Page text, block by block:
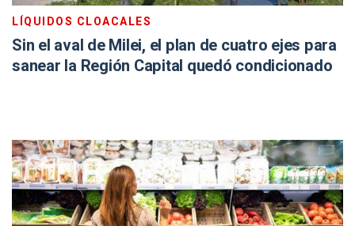
LÍQUIDOS CLOACALES
Sin el aval de Milei, el plan de cuatro ejes para
sanear la Región Capital quedó condicionado